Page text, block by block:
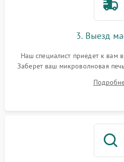
3. Выезд
Наш специалист приедет к вам
Заберет ваш микроволновая